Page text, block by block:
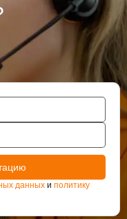
данных и политику